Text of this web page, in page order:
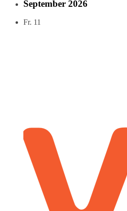
September 2026
Fr. 11